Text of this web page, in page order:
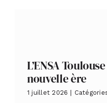
L’ENSA
nouvelle ère
1 juillet 2026